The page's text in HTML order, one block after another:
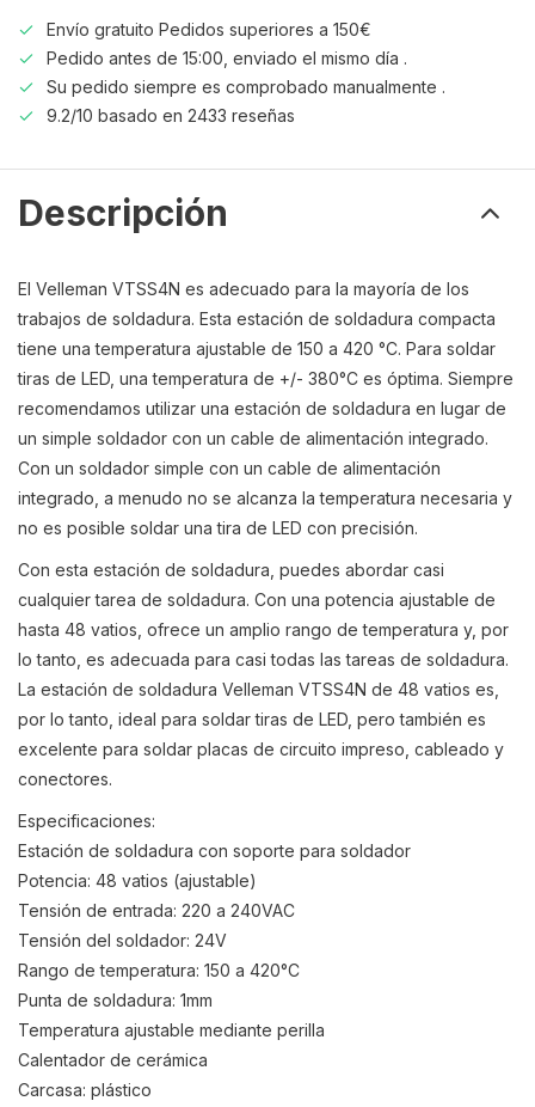
Envío gratuito Pedidos superiores a 150€
Pedido antes de 15:00, enviado el mismo día .
Su pedido siempre es comprobado manualmente .
9.2/10 basado en 2433 reseñas
Descripción
El Velleman VTSS4N es adecuado para la mayoría de los
trabajos de soldadura. Esta estación de soldadura compacta
tiene una temperatura ajustable de 150 a 420 °C. Para soldar
tiras de LED, una temperatura de +/- 380°C es óptima. Siempre
recomendamos utilizar una estación de soldadura en lugar de
un simple soldador con un cable de alimentación integrado.
Con un soldador simple con un cable de alimentación
integrado, a menudo no se alcanza la temperatura necesaria y
no es posible soldar una tira de LED con precisión.
Con esta estación de soldadura, puedes abordar casi
cualquier tarea de soldadura. Con una potencia ajustable de
hasta 48 vatios, ofrece un amplio rango de temperatura y, por
lo tanto, es adecuada para casi todas las tareas de soldadura.
La estación de soldadura Velleman VTSS4N de 48 vatios es,
por lo tanto, ideal para soldar tiras de LED, pero también es
excelente para soldar placas de circuito impreso, cableado y
conectores.
Especificaciones:
Estación de soldadura con soporte para soldador
Potencia: 48 vatios (ajustable)
Tensión de entrada: 220 a 240VAC
Tensión del soldador: 24V
Rango de temperatura: 150 a 420°C
Punta de soldadura: 1mm
Temperatura ajustable mediante perilla
Calentador de cerámica
Carcasa: plástico